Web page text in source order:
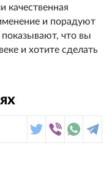
качественная
и порадуют
что вы
и хотите сделать